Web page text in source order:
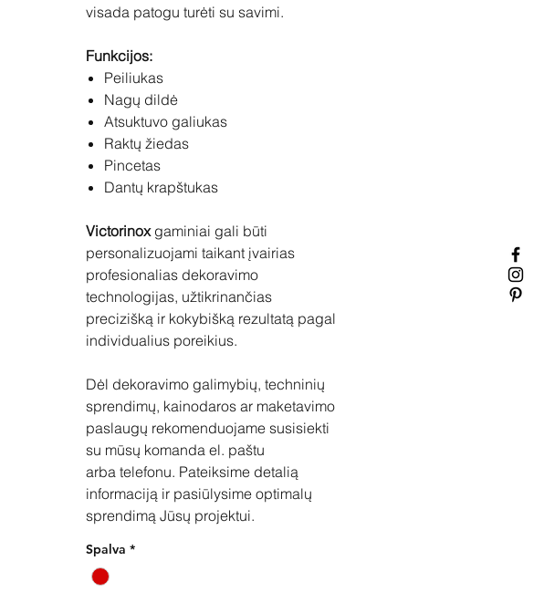
visada patogu turėti su savimi.
Funkcijos:
Peiliukas
Nagų dildė
Atsuktuvo galiukas
Raktų žiedas
Pincetas
Dantų krapštukas
Victorinoxgaminiai gali būti
personalizuojami taikant įvairias
profesionalias dekoravimo
technologijas, užtikrinančias
precizišką ir kokybišką rezultatą pagal
individualius poreikius.
Dėl dekoravimo galimybių, techninių
sprendimų, kainodaros ar maketavimo
paslaugų rekomenduojame susisiekti
su mūsų komanda el. paštu
arba telefonu. Pateiksime detalią
informaciją ir pasiūlysime optimalų
sprendimą Jūsų projektui.
Spalva *